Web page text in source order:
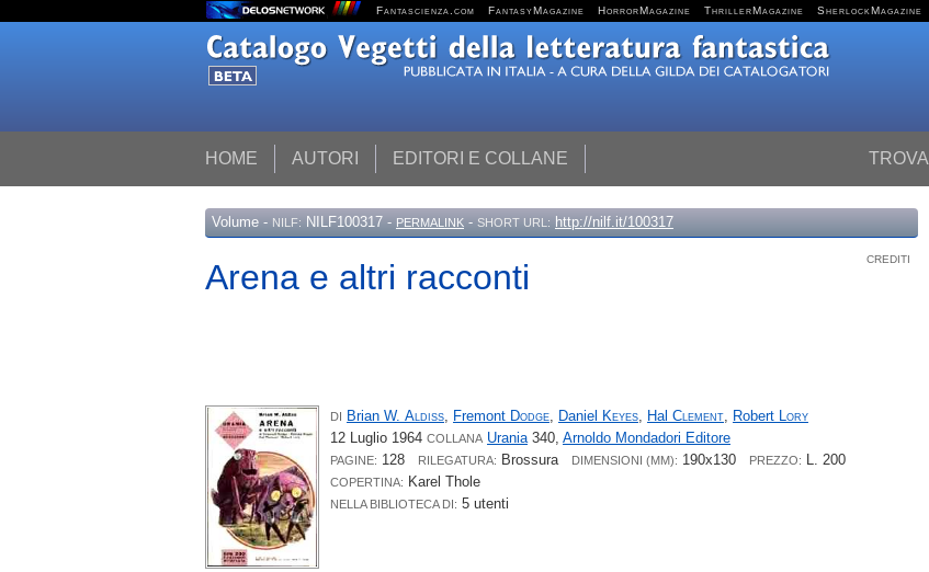
Fantascienza.com FantasyMagazine HorrorMagazine ThrillerMagazine SherlockMagazine
TROVA
HOME AUTORI EDITORI E COLLANE
Volume - NILF: NILF100317 - PERMALINK - SHORT URL: http://nilf.it/100317
Arena e altri racconti CREDITI
DI Brian W. Aldiss, Fremont Dodge, Daniel Keyes, Hal Clement, Robert Lory
12 Luglio 1964 COLLANA Urania340, Arnoldo Mondadori Editore
PAGINE: 128 RILEGATURA: Brossura DIMENSIONI (MM): 190x130 PREZZO: L. 200
COPERTINA: Karel Thole
NELLA BIBLIOTECA DI: 5 utenti